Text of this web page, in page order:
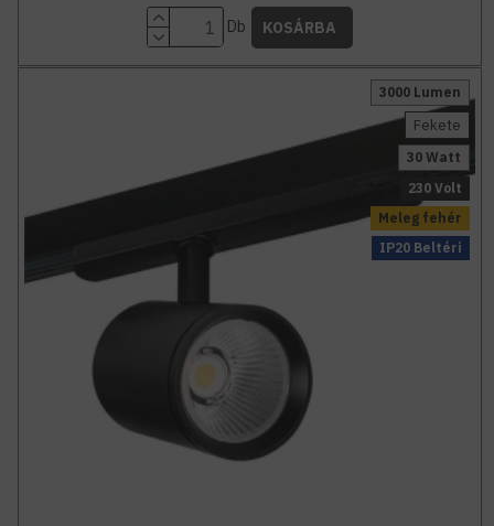
Db KOSÁRBA
Meleg fehér
3000 Lumen
IP20 Beltéri
Fekete
30 Watt
230 Volt